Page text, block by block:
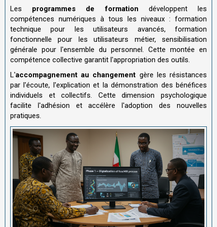
Les programmes de formation développent les
compétences numériques à tous les niveaux : formation
technique pour les utilisateurs avancés, formation
fonctionnelle pour les utilisateurs métier, sensibilisation
générale pour l'ensemble du personnel. Cette montée en
compétence collective garantit l'appropriation des outils.
L'accompagnement au changement gère les résistances
par l'écoute, l'explication et la démonstration des bénéfices
individuels et collectifs. Cette dimension psychologique
facilite l'adhésion et accélère l'adoption des nouvelles
pratiques.